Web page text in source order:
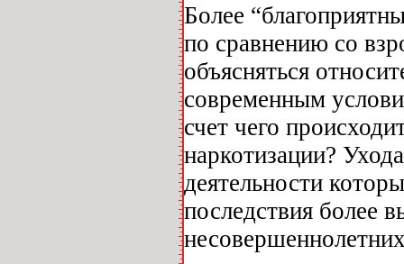
Более
по сравнению со
объясняться
современным
счет чего
наркотизации?
деятельности
последствия более